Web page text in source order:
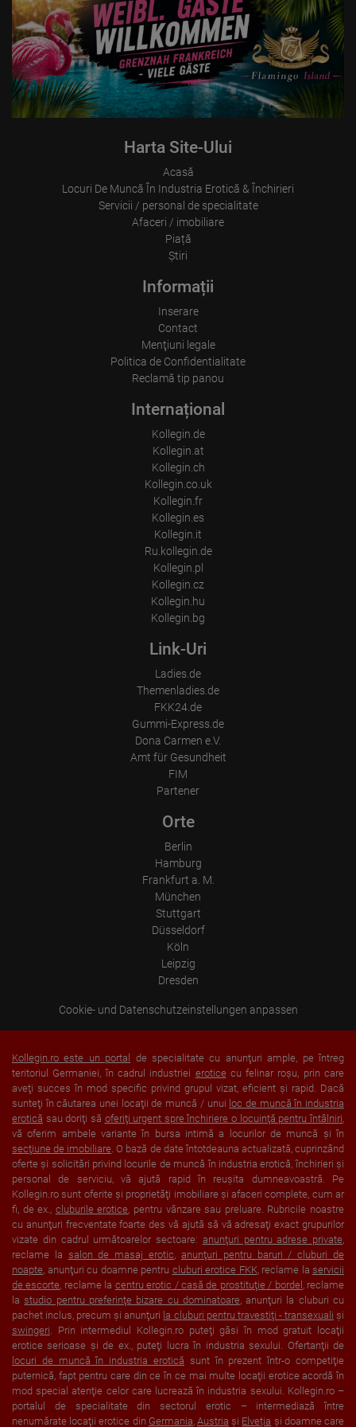
Where did the visitor go? Did he click on other pages of the
portal or did he leave it completely?
How long did the visitor stay?
Place of processing:
European Union & USA
Harta Site-Ului
Acasă
Locuri De Muncă În Industria Erotică & Închirieri
Servicii / personal de specialitate
Afaceri / imobiliare
Piață
Ştiri
Informații
Inserare
Contact
Menţiuni legale
Politica de Confidentialitate
Reclamă tip panou
Internațional
Kollegin.de
Kollegin.at
Kollegin.ch
Kollegin.co.uk
Kollegin.fr
Kollegin.es
Kollegin.it
Ru.kollegin.de
Kollegin.pl
Kollegin.cz
Kollegin.hu
Kollegin.bg
Link-Uri
Ladies.de
Themenladies.de
FKK24.de
Gummi-Express.de
Dona Carmen e.V.
Amt für Gesundheit
FIM
Partener
Orte
Berlin
Hamburg
Frankfurt a. M.
München
Stuttgart
Düsseldorf
Köln
Leipzig
Dresden
Cookie- und Datenschutzeinstellungen anpassen
Kollegin.ro este un portal de specialitate cu anunţuri ample, pe întreg
teritoriul Germaniei, în cadrul industriei eroticecu felinar roşu, prin care
aveţi succes în mod specific privind grupul vizat, eficient şi rapid. Dacă
sunteţi în căutarea unei locaţii de muncă / unui loc de muncă în industria
erotică sau doriţi să oferiţi urgent spre închiriere o locuinţă pentru întâlniri
vă oferim ambele variante în bursa intimă a locurilor de muncă şi în
secţiune de imobiliare . O bază de date întotdeauna actualizată, cuprinzând
oferte şi solicitări privind locurile de muncă în industria erotică, închirieri şi
personal de serviciu, vă ajută rapid în reuşita dumneavoastră. Pe
Kollegin.ro sunt oferite şi proprietăţi imobiliare şi afaceri complete, cum ar
fi, de ex., cluburile erotice , pentru vânzare sau preluare. Rubricile noastre
cu anunţuri frecventate foarte des vă ajută să vă adresaţi exact grupurilor
vizate din cadrul următoarelor sectoare: anunţuri pentru adrese private
reclame la salon de masaj erotic
anunţuri pentru baruri / cluburi de
noapte , anunţuri cu doamne pentru cluburi erotice FKK, reclame la servicii
de escorte , reclame la centru erotic / casă de prostituţie / bordel , reclame
lastudio pentru preferinţe bizare cu dominatoare, anunţuri la cluburi cu
pachet inclus, precum şi anunţuri la cluburi pentru travestiţi - transexuali şi
swingeri . Prin intermediul Kollegin.ro puteţi găsi în mod gratuit locaţii
erotice serioase şi de ex., puteţi lucra în industria sexului. Ofertanţii de
locuri de muncă în industria erotică sunt în prezent într-o competiţie
puternică, fapt pentru care din ce în ce mai multe locaţii erotice acordă în
mod special atenţie celor care lucrează în industria sexului. Kollegin.ro –
portalul de specialitate din sectorul erotic – intermediază între
nenumărate locaţii erotice din Germania ,Austria şi Elveția şi doamne care